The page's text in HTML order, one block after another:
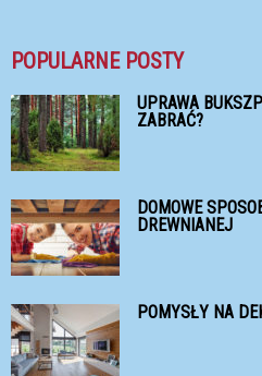
POPULARNE POSTY
UPRAWA
ZABRAĆ?
DOMOWE
DREWNIANEJ
POMYSŁY NA